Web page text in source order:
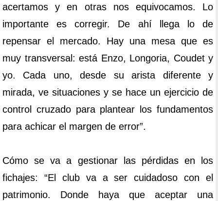
acertamos y en otras nos equivocamos. Lo
importante es corregir. De ahí llega lo de
repensar el mercado. Hay una mesa que es
muy transversal: está Enzo, Longoria, Coudet y
yo. Cada uno, desde su arista diferente y
mirada, ve situaciones y se hace un ejercicio de
control cruzado para plantear los fundamentos
para achicar el margen de error”.
Cómo se va a gestionar las pérdidas en los
fichajes: “El club va a ser cuidadoso con el
patrimonio. Donde haya que aceptar una